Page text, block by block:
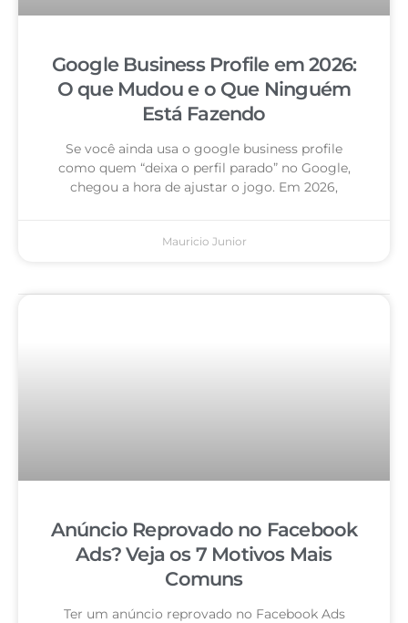
Google Business Profile em 2026:
O que Mudou e o Que Ninguém
Está Fazendo
Se você ainda usa o google business profile
como quem “deixa o perfil parado” no Google,
chegou a hora de ajustar o jogo. Em 2026,
Mauricio Junior
Anúncio Reprovado no Facebook
Ads? Veja os 7 Motivos Mais
Comuns
Ter um anúncio reprovado no Facebook Ads